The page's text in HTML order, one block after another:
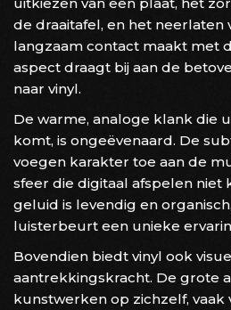
de draaitafel, en het neerlaten
langzaam contact maakt met
aspect draagt bij aan de
naar vinyl.
De warme, analoge klank die
komt, is ongeëvenaard. De
voegen karakter toe aan de
sfeer die digitaal afspelen niet
geluid is levendig en
luisterbeurt een unieke
Bovendien biedt vinyl ook
aantrekkingskracht. De grote
kunstwerken op zichzelf, vaak